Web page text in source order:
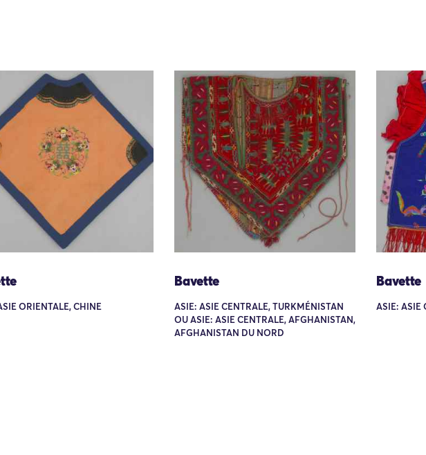
ORIENTALE, CHINE
Bavette
ASIE: ASIE CENTRALE, TURKMÉNISTAN
OU ASIE: ASIE CENTRALE, AFGHANISTAN,
AFGHANISTAN DU NORD
Bavette
ASIE: ASIE